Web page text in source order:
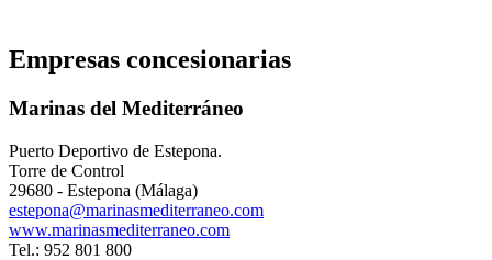
Empresas concesionarias
Marinas del Mediterráneo
Puerto Deportivo de Estepona.
Torre de Control
29680 - Estepona (Málaga)
estepona@marinasmediterraneo.com
www.marinasmediterraneo.com
Tel.: 952 801 800